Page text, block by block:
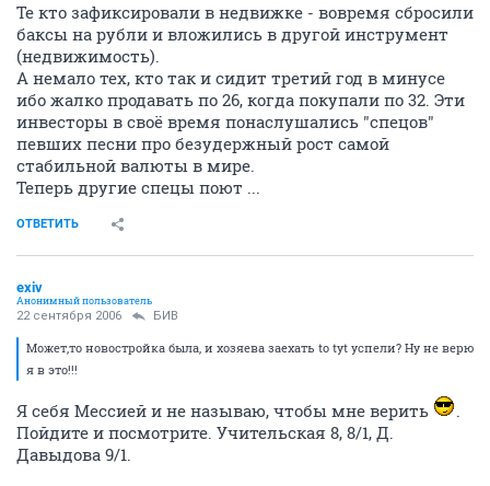
Те кто зафиксировали в недвижке - вовремя сбросили
баксы на рубли и вложились в другой инструмент
(недвижимость).
А немало тех, кто так и сидит третий год в минусе
ибо жалко продавать по 26, когда покупали по 32. Эти
инвесторы в своё время понаслушались "спецов"
певших песни про безудержный рост самой
стабильной валюты в мире.
Теперь другие спецы поют ...
ОТВЕТИТЬ
exiv
Анонимный пользователь
22 сентября 2006 БИВ
Может,то новостройка была, и хозяева заехать to tyt успели? Ну не верю
я в это!!!
Я себя Мессией и не называю, чтобы мне верить
.
Пойдите и посмотрите. Учительская 8, 8/1, Д.
Давыдова 9/1.